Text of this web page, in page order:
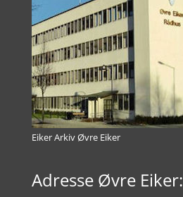
Eiker Arkiv Øvre Eiker
Adresse Øvre Eiker: